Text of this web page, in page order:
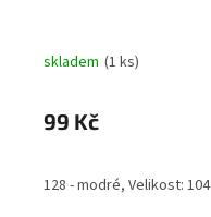
skladem (1 ks)
99 Kč
128 - modré, Velikost: 104